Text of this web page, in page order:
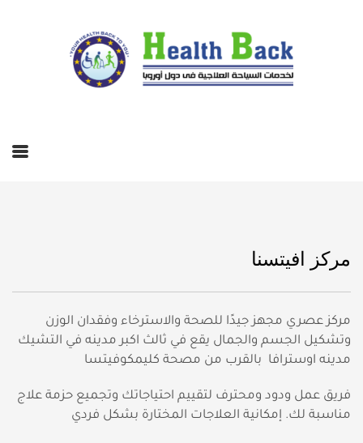
مركز افيتسنا
مركز عصري مجهز جيدًا للصحة والاسترخاء وفقدان الوزن
وتشكيل الجسم والجمال يقع في ثالث اكبر مدينه في التشيك
مدينه اوسترافا بالقرب من مصحة كليمكوفيتسا
فريق عمل ودود ومحترف لتقييم احتياجاتك وتجميع حزمة علاج
مناسبة لك. إمكانية العلاجات المختارة بشكل فردي